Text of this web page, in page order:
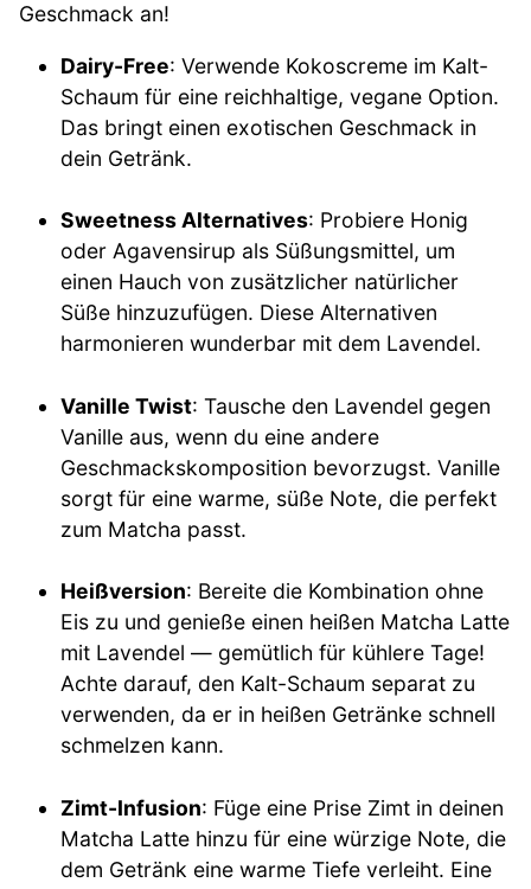
Geschmack an!
Dairy-Free: Verwende Kokoscreme im Kalt-
Schaum für eine reichhaltige, vegane Option.
Das bringt einen exotischen Geschmack in
dein Getränk.
Sweetness Alternatives: Probiere Honig
oder Agavensirup als Süßungsmittel, um
einen Hauch von zusätzlicher natürlicher
Süße hinzuzufügen. Diese Alternativen
harmonieren wunderbar mit dem Lavendel.
Vanille Twist: Tausche den Lavendel gegen
Vanille aus, wenn du eine andere
Geschmackskomposition bevorzugst. Vanille
sorgt für eine warme, süße Note, die perfekt
zum Matcha passt.
Heißversion: Bereite die Kombination ohne
Eis zu und genieße einen heißen Matcha Latte
mit Lavendel — gemütlich für kühlere Tage!
Achte darauf, den Kalt-Schaum separat zu
verwenden, da er in heißen Getränke schnell
schmelzen kann.
Zimt-Infusion: Füge eine Prise Zimt in deinen
Matcha Latte hinzu für eine würzige Note, die
dem Getränk eine warme Tiefe verleiht. Eine